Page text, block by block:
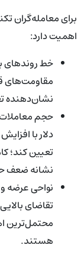
برای معامله‌گران
اهمیت دارد:
خط روندهای
نشان‌دهنده
دلار با
تعیین کند؛
نشانه ضعف
نواحی عرضه
محتمل‌ترین
هستند.